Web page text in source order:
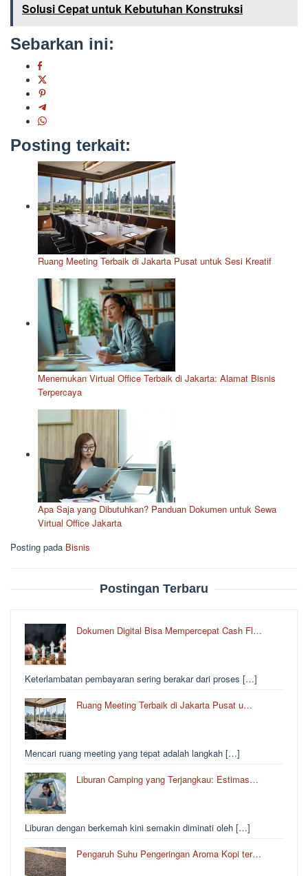
Solusi Cepat untuk Kebutuhan Konstruksi
Sebarkan ini:
Posting terkait:
Ruang Meeting Terbaik di Jakarta Pusat untuk Sesi Kreatif
Menemukan Virtual Office Terbaik di Jakarta: Alamat Bisnis
Terpercaya
Apa Saja yang Dibutuhkan? Panduan Dokumen untuk Sewa
Virtual Office Jakarta
Posting pada Bisnis
Postingan Terbaru
Dokumen Digital Bisa Mempercepat Cash Fl…
Keterlambatan pembayaran sering berakar dari proses […]
Ruang Meeting Terbaik di Jakarta Pusat u…
Mencari ruang meeting yang tepat adalah langkah […]
Liburan Camping yang Terjangkau: Estimas…
Liburan dengan berkemah kini semakin diminati oleh […]
Pengaruh Suhu Pengeringan Aroma Kopi ter…